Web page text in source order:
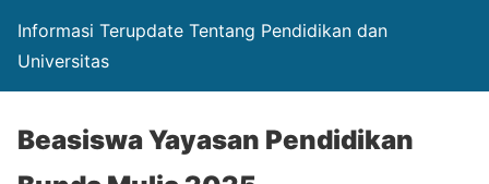
Informasi Terupdate Tentang Pendidikan dan
Universitas
Beasiswa Yayasan Pendidikan